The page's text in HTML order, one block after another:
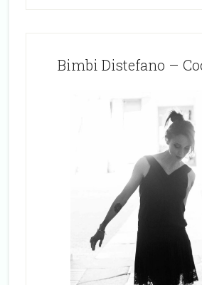
Bimbi Distefano –